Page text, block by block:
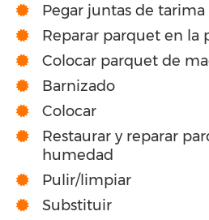
Pegar juntas de
Reparar parquet en la
Colocar parquet de
Barnizado
Colocar
Restaurar y reparar
humedad
Pulir/limpiar
Substituir